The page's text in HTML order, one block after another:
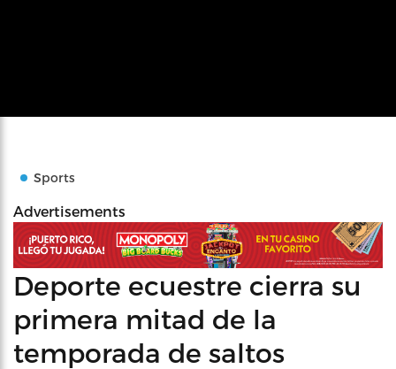
Sports
Advertisements
Deporte ecuestre cierra su
primera mitad de la
temporada de saltos